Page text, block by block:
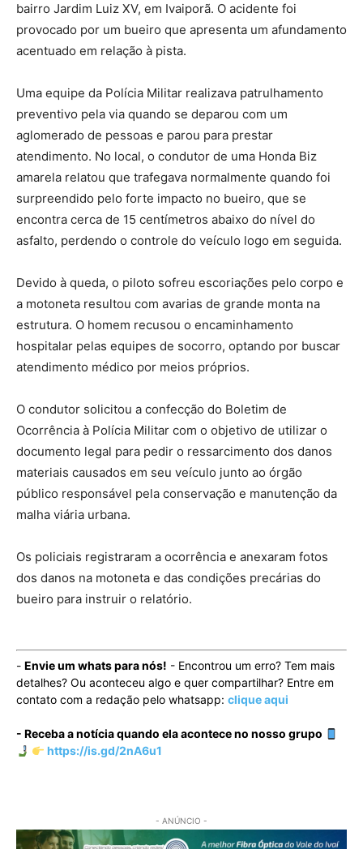
bairro Jardim Luiz XV, em Ivaiporã. O acidente foi
provocado por um bueiro que apresenta um afundamento
acentuado em relação à pista.
Uma equipe da Polícia Militar realizava patrulhamento
preventivo pela via quando se deparou com um
aglomerado de pessoas e parou para prestar
atendimento. No local, o condutor de uma Honda Biz
amarela relatou que trafegava normalmente quando foi
surpreendido pelo forte impacto no bueiro, que se
encontra cerca de 15 centímetros abaixo do nível do
asfalto, perdendo o controle do veículo logo em seguida.
Devido à queda, o piloto sofreu escoriações pelo corpo e
a motoneta resultou com avarias de grande monta na
estrutura. O homem recusou o encaminhamento
hospitalar pelas equipes de socorro, optando por buscar
atendimento médico por meios próprios.
O condutor solicitou a confecção do Boletim de
Ocorrência à Polícia Militar com o objetivo de utilizar o
documento legal para pedir o ressarcimento dos danos
materiais causados em seu veículo junto ao órgão
público responsável pela conservação e manutenção da
malha viária urbana.
Os policiais registraram a ocorrência e anexaram fotos
dos danos na motoneta e das condições precárias do
bueiro para instruir o relatório.
- Envie um whats para nós! - Encontrou um erro? Tem mais
detalhes? Ou aconteceu algo e quer compartilhar? Entre em
contato com a redação pelo whatsapp: clique aqui
- Receba a notícia quando ela acontece no nosso grupo
https://is.gd/2nA6u1
- ANÚNCIO -